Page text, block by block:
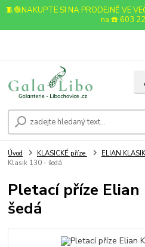
🧵🧶NAKUPTE SI NA PRODEJNĚ VE
na ☎️ 603
Úvod KLASICKÉ příze ELIAN
Klasik 130 - šedá
Pletací příze
šedá